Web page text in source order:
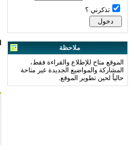
تذكرني ؟
ملاحظة
الموقع متاح للإطلاع والقراءة فقط،
المشاركة والمواضيع الجديدة غير متاحة
حالياً لحين تطوير الموقع.